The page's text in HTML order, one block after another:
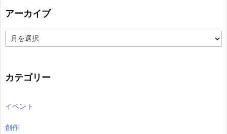
アーカイブ
ー
ブ
カテゴリー
イベント
創作